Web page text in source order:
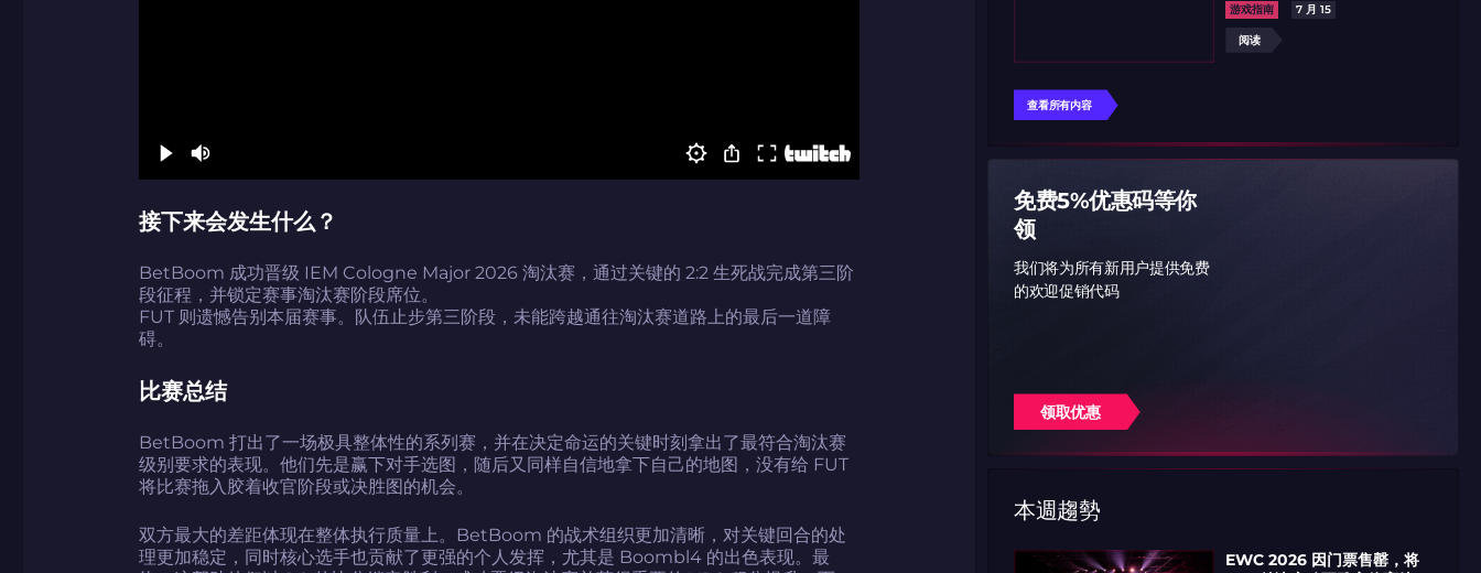
接下来会发生什么？
BetBoom 成功晋级 IEM Cologne Major 2026 淘汰赛，通过关键的 2:2 生死战完成第三阶
段征程，并锁定赛事淘汰赛阶段席位。
FUT 则遗憾告别本届赛事。队伍止步第三阶段，未能跨越通往淘汰赛道路上的最后一道障
碍。
比赛总结
BetBoom 打出了一场极具整体性的系列赛，并在决定命运的关键时刻拿出了最符合淘汰赛
级别要求的表现。他们先是赢下对手选图，随后又同样自信地拿下自己的地图，没有给 FUT
将比赛拖入胶着收官阶段或决胜图的机会。
双方最大的差距体现在整体执行质量上。BetBoom 的战术组织更加清晰，对关键回合的处
理更加稳定，同时核心选手也贡献了更强的个人发挥，尤其是 Boombl4 的出色表现。最
游戏指南
7 月 15
阅读
查看所有内容
免费5%优惠码等你
领
我们将为所有新用户提供免费
的欢迎促销代码
领取优惠
本週趨勢
EWC 2026 因门票售罄，将